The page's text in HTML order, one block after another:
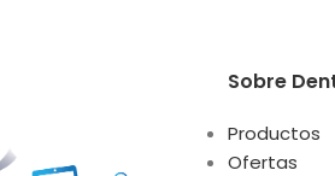
Sobre
Productos
Ofertas